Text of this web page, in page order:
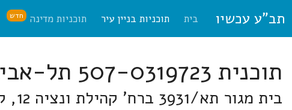
תב"ע עכשיו בית תוכניות בניין עיר תוכניות מדינה חדש
תוכנית 507-0319723 תל-אביב
בית מגור תא/3931 ברח' קהילת ונציה 12, קהילת סאלוניקי 1, שכ' נאות אפקה